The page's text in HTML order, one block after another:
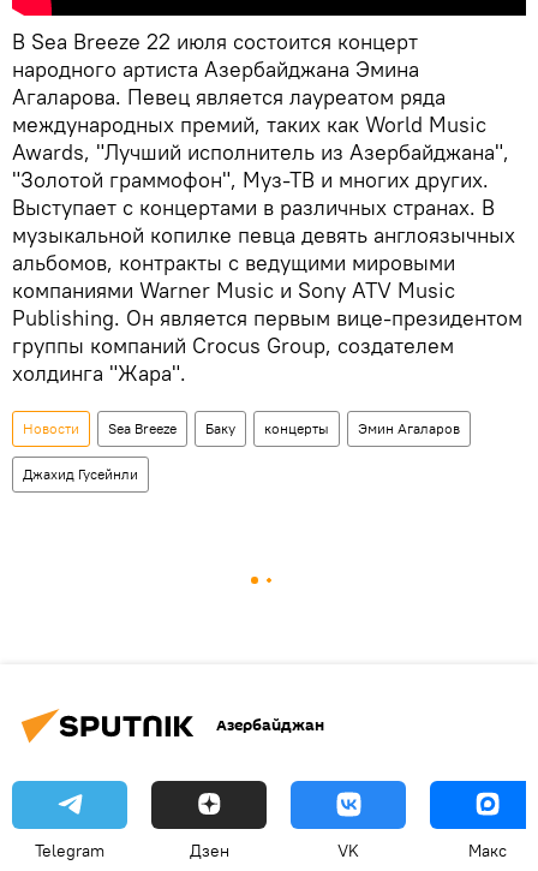
В Sea Breeze 22 июля состоится концерт
народного артиста Азербайджана Эмина
Агаларова. Певец является лауреатом ряда
международных премий, таких как World Music
Awards, "Лучший исполнитель из Азербайджана",
"Золотой граммофон", Муз-ТВ и многих других.
Выступает с концертами в различных странах. В
музыкальной копилке певца девять англоязычных
альбомов, контракты с ведущими мировыми
компаниями Warner Music и Sony ATV Music
Publishing. Он является первым вице-президентом
группы компаний Crocus Group, создателем
холдинга "Жара".
Новости Sea Breeze Баку концерты Эмин Агаларов
Джахид Гусейнли
Азербайджан
Telegram Дзен VK Макс